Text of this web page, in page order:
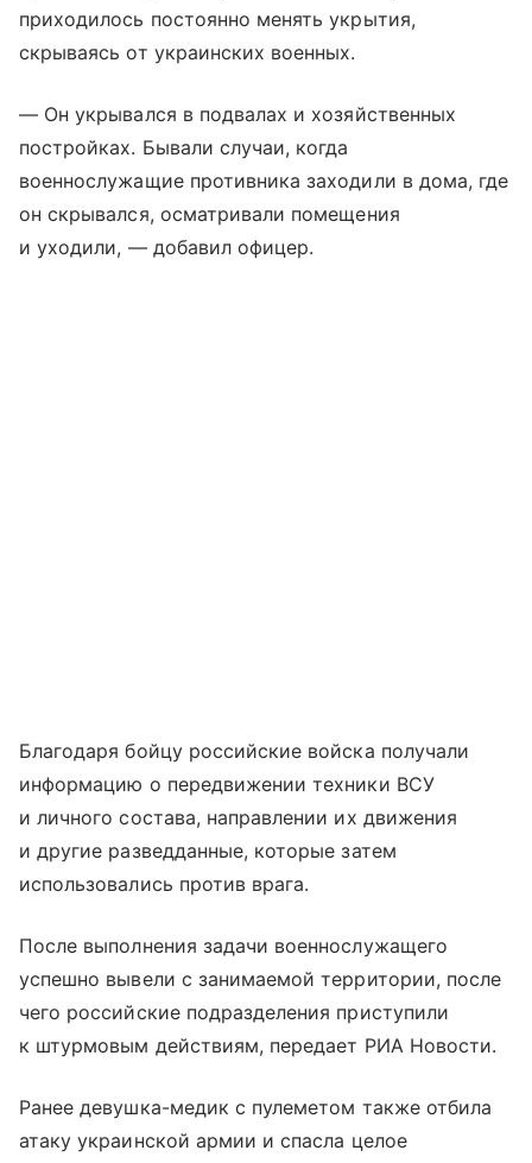
приходилось постоянно менять укрытия,
скрываясь от украинских военных.
— Он укрывался в подвалах и хозяйственных
постройках. Бывали случаи, когда
военнослужащие противника заходили в дома, где
он скрывался, осматривали помещения
и уходили, — добавил офицер.
Благодаря бойцу российские войска получали
информацию о передвижении техники ВСУ
и личного состава, направлении их движения
и другие разведданные, которые затем
использовались против врага.
После выполнения задачи военнослужащего
успешно вывели с занимаемой территории, после
чего российские подразделения приступили
к штурмовым действиям, передает РИА Новости.
Ранее девушка-медик с пулеметом также отбила
атаку украинской армии и спасла целое